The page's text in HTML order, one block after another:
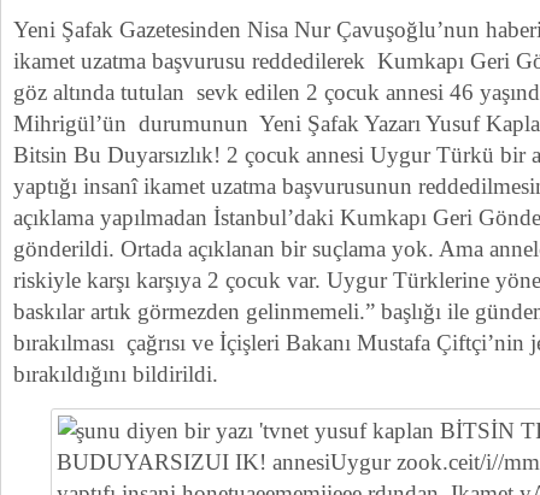
Yeni Şafak Gazetesinden Nisa Nur Çavuşoğlu’nun
ikamet uzatma başvurusu reddedilerek Kumkapı Geri
göz altında tutulan sevk edilen 2 çocuk annesi 46
Mihrigül’ün durumunun Yeni Şafak Yazarı Yusuf
Bitsin Bu Duyarsızlık! 2 çocuk annesi Uygur Türkü bir
yaptığı insanî ikamet uzatma başvurusunun
açıklama yapılmadan İstanbul’daki Kumkapı Geri
gönderildi. Ortada açıklanan bir suçlama yok. Ama
riskiyle karşı karşıya 2 çocuk var. Uygur Türklerine
baskılar artık görmezden gelinmemeli.” başlığı ile
bırakılması çağrısı ve İçişleri Bakanı Mustafa Çiftçi’nin
bırakıldığını bildirildi.